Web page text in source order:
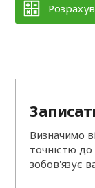
Визначимо
точністю
зобов'язує